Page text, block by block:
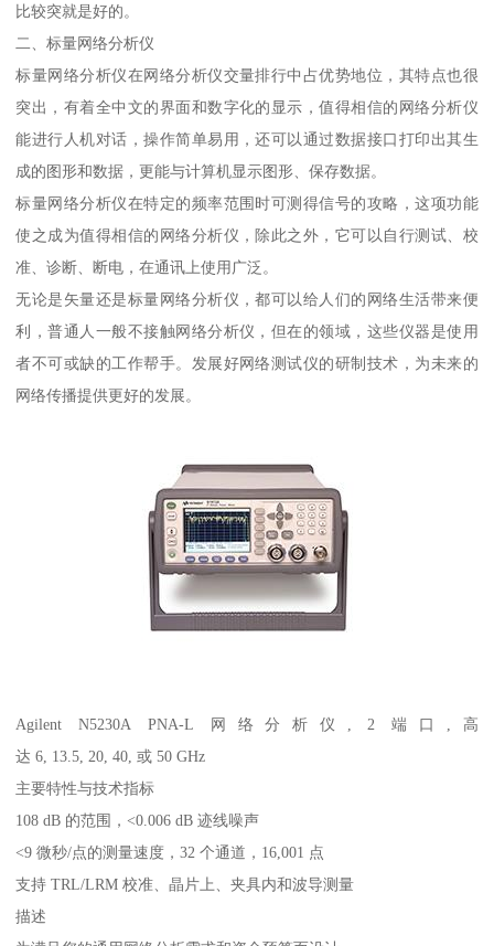
比较突就是好的。
二、标量网络分析仪
标量网络分析仪在网络分析仪交量排行中占优势地位，其特点也很
突出，有着全中文的界面和数字化的显示，值得相信的网络分析仪
能进行人机对话，操作简单易用，还可以通过数据接口打印出其生
成的图形和数据，更能与计算机显示图形、保存数据。
标量网络分析仪在特定的频率范围时可测得信号的攻略，这项功能
使之成为值得相信的网络分析仪，除此之外，它可以自行测试、校
准、诊断、断电，在通讯上使用广泛。
无论是矢量还是标量网络分析仪，都可以给人们的网络生活带来便
利，普通人一般不接触网络分析仪，但在的领域，这些仪器是使用
者不可或缺的工作帮手。发展好网络测试仪的研制技术，为未来的
网络传播提供更好的发展。
Agilent N5230A PNA-L 网络分析仪, 2 端口,高
达 6, 13.5, 20, 40, 或 50 GHz
主要特性与技术指标
108 dB 的范围，<0.006 dB 迹线噪声
<9 微秒/点的测量速度，32 个通道，16,001 点
支持 TRL/LRM 校准、晶片上、夹具内和波导测量
描述